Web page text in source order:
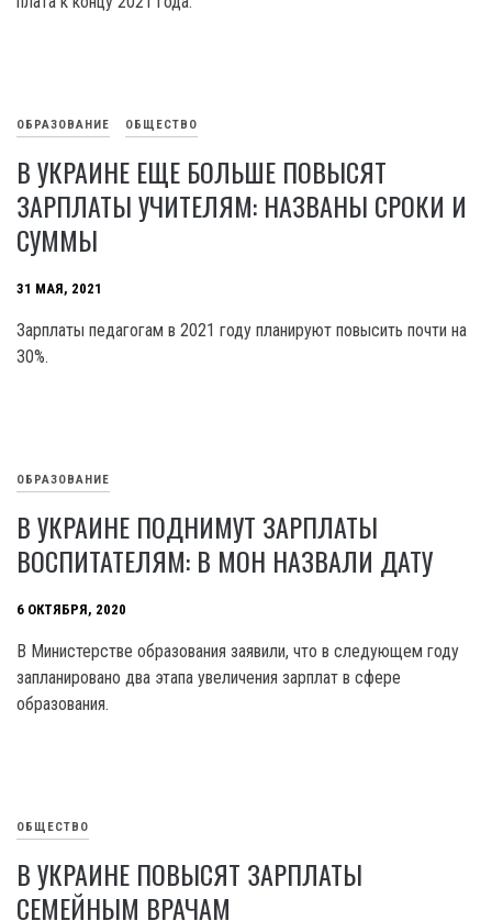
ОБРАЗОВАНИЕ ОБЩЕСТВО
В УКРАИНЕ ЕЩЕ БОЛЬШЕ ПОВЫСЯТ
ЗАРПЛАТЫ УЧИТЕЛЯМ: НАЗВАНЫ СРОКИ И
СУММЫ
31 МАЯ, 2021
Зарплаты педагогам в 2021 году планируют повысить почти на
30%.
ОБРАЗОВАНИЕ
В УКРАИНЕ ПОДНИМУТ ЗАРПЛАТЫ
ВОСПИТАТЕЛЯМ: В МОН НАЗВАЛИ ДАТУ
6 ОКТЯБРЯ, 2020
В Министерстве образования заявили, что в следующем году
запланировано два этапа увеличения зарплат в сфере
образования.
ОБЩЕСТВО
В УКРАИНЕ ПОВЫСЯТ ЗАРПЛАТЫ
СЕМЕЙНЫМ ВРАЧАМ